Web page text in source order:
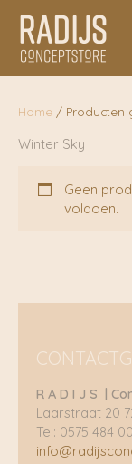
naar
inhoud
Home / Producten
Winter Sky
Geen
voldoen.
R A D I J S |
Laarstraat 20
Tel: 0575 484